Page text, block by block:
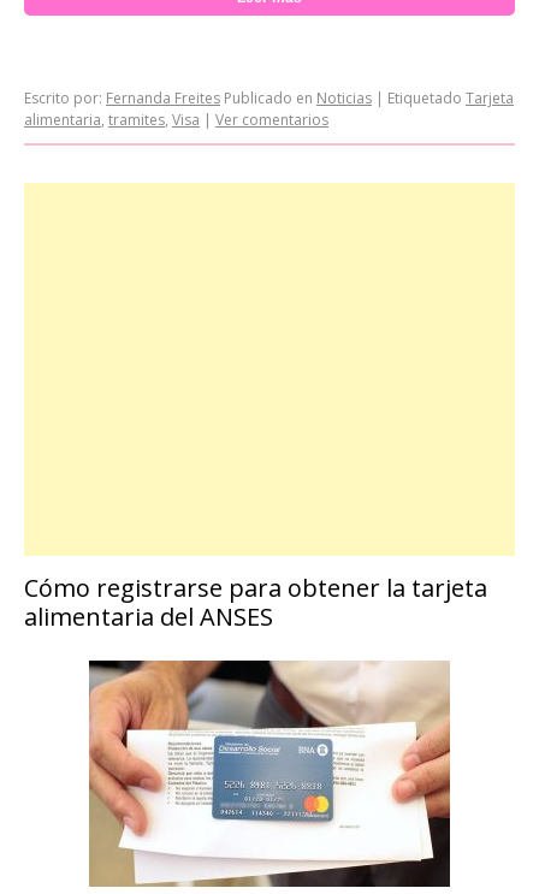
Escrito por: Fernanda Freites Publicado en Noticias | Etiquetado Tarjeta
alimentaria, tramites, Visa | Ver comentarios
Cómo registrarse para obtener la tarjeta
alimentaria del ANSES